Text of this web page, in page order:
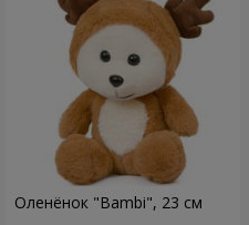
Оленёнок "Bambi", 23 см